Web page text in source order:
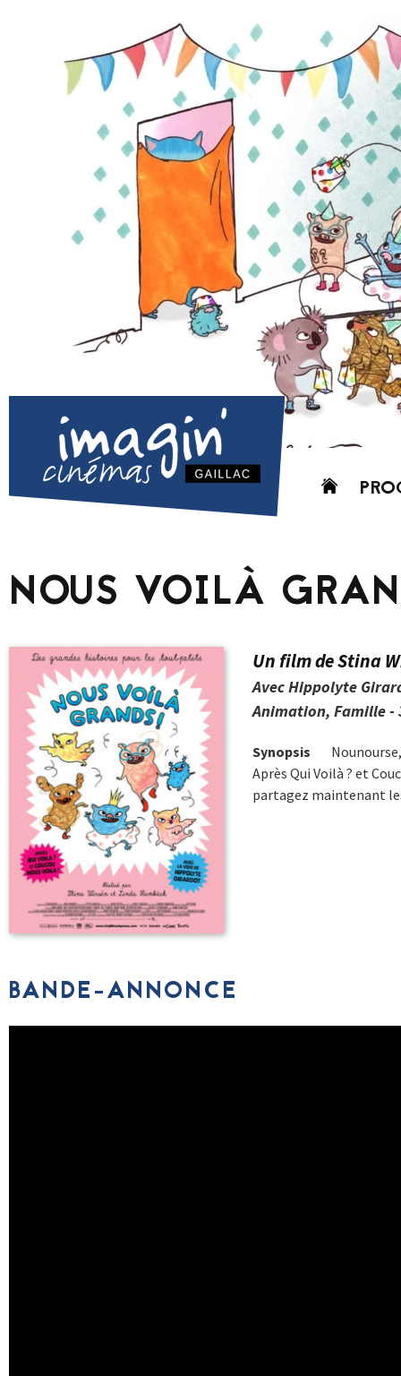
Aller
NOUS VOILÀ
Un film de Stina
Avec Hippolyte
Animation, Famille -
Synopsis
Après Qui Voilà ? et
partagez maintenant
BANDE-ANNONCE